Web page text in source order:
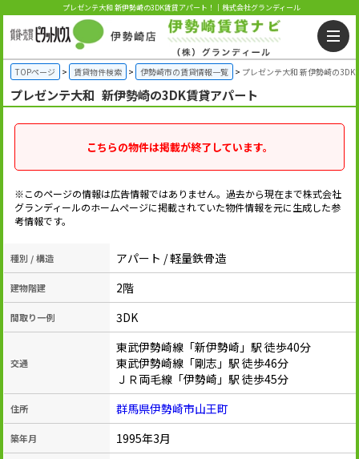
プレゼンテ大和 新伊勢崎の3DK賃貸アパート！｜株式会社グランディール
TOPページ 賃貸物件検索 伊勢崎市の賃貸情報一覧 プレゼンテ大和 新伊勢崎の3DK
プレゼンテ大和 新伊勢崎の3DK賃貸アパート
こちらの物件は掲載が終了しています。
※このページの情報は広告情報ではありません。過去から現在まで株式会社
グランディールのホームぺージに掲載されていた物件情報を元に生成した参
考情報です。
種別 / 構造 アパート / 軽量鉄骨造
建物階建 2階
間取り一例 3DK
交通
東武伊勢崎線「新伊勢崎」駅 徒歩40分
東武伊勢崎線「剛志」駅 徒歩46分
ＪＲ両毛線「伊勢崎」駅 徒歩45分
住所 群馬県伊勢崎市山王町
築年月 1995年3月